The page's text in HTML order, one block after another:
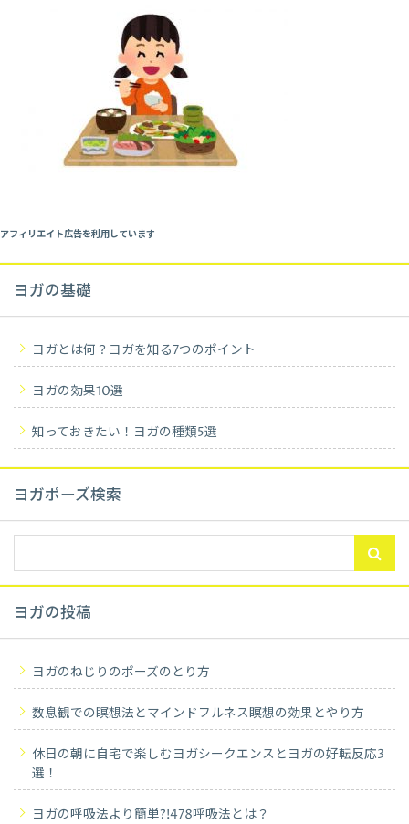
アフィリエイト広告を利用しています
ヨガの基礎
ヨガとは何？ヨガを知る7つのポイント
ヨガの効果10選
知っておきたい！ヨガの種類5選
ヨガポーズ検索
ヨガの投稿
ヨガのねじりのポーズのとり方
数息観での瞑想法とマインドフルネス瞑想の効果とやり方
休日の朝に自宅で楽しむヨガシークエンスとヨガの好転反応3
選！
ヨガの呼吸法より簡単?!478呼吸法とは？